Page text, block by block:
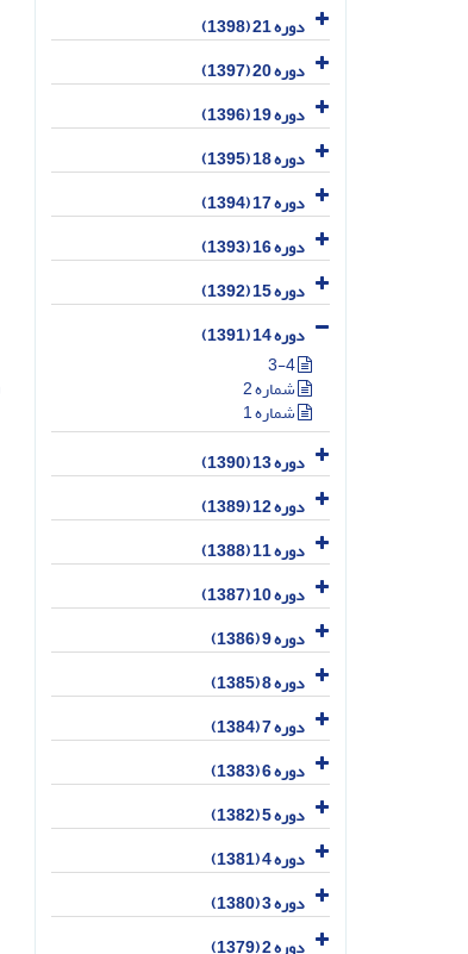
دوره 21 (1398)
دوره 20 (1397)
دوره 19 (1396)
دوره 18 (1395)
دوره 17 (1394)
دوره 16 (1393)
دوره 15 (1392)
دوره 14 (1391)
شماره 2
شماره 1
دوره 13 (1390)
دوره 12 (1389)
دوره 11 (1388)
دوره 10 (1387)
دوره 9 (1386)
دوره 8 (1385)
دوره 7 (1384)
دوره 6 (1383)
دوره 5 (1382)
دوره 4 (1381)
دوره 3 (1380)
دوره 2 (1379)